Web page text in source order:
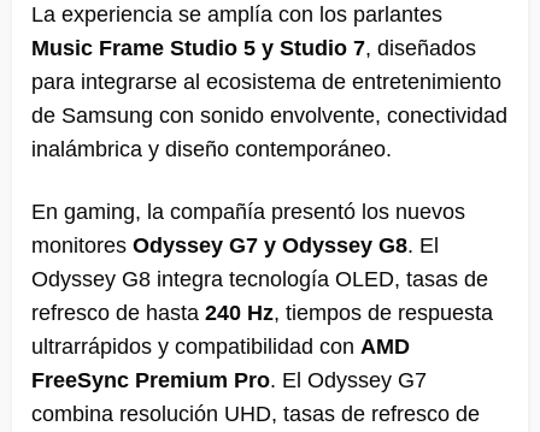
La experiencia se amplía con los parlantes
Music Frame Studio 5 y Studio 7, diseñados
para integrarse al ecosistema de entretenimiento
de Samsung con sonido envolvente, conectividad
inalámbrica y diseño contemporáneo.
En gaming, la compañía presentó los nuevos
monitores Odyssey G7 y Odyssey G8. El
Odyssey G8 integra tecnología OLED, tasas de
refresco de hasta 240 Hz, tiempos de respuesta
ultrarrápidos y compatibilidad con AMD
FreeSync Premium Pro. El Odyssey G7
combina resolución UHD, tasas de refresco de